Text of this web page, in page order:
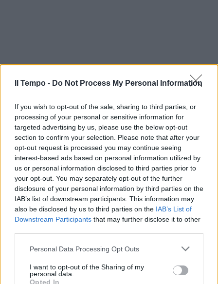
Il Tempo - Do Not Process My Personal Information
If you wish to opt-out of the sale, sharing to third parties, or
processing of your personal or sensitive information for
targeted advertising by us, please use the below opt-out
section to confirm your selection. Please note that after your
opt-out request is processed you may continue seeing
interest-based ads based on personal information utilized by
us or personal information disclosed to third parties prior to
your opt-out. You may separately opt-out of the further
disclosure of your personal information by third parties on the
IAB’s list of downstream participants. This information may
also be disclosed by us to third parties on the IAB’s List of
Downstream Participants that may further disclose it to other
Personal Data Processing Opt Outs
I want to opt-out of the Sharing of my
personal data.
Opted In